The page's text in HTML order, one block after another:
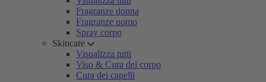
Fragranze donna
Fragranze uomo
Spray corpo
Skincare
Visualizza tutti
Viso & Cura del corpo
Cura dei capelli